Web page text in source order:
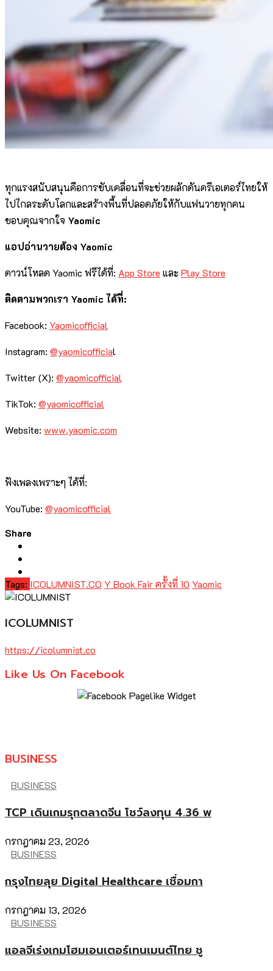
ทุกแรงสนับสนุนคือการขับเคลื่อนที่จะช่วยผลักดันครีเอเตอร์ไทยให้
ไปไกลระดับโลกและสร้างพื้นที่ปลอดภัยให้กับแฟนวายทุกคน
ขอบคุณจากใจ Yaomic
แอปอ่านวายต้อง Yaomic
ดาวน์โหลด Yaomic ฟรีได้ที่: App Store และ Play Store
ติดตามพวกเรา Yaomic ได้ที่:
Facebook: Yaomicofficial
Instagram: @yaomicofficial
Twitter (X): @yaomicofficial
TikTok: @yaomicofficial
Website: www.yaomic.com
ฟังเพลงเพราะๆ ได้ที่:
YouTube: @yaomicofficial
Share
Tags: ICOLUMNIST.CO Y Book Fair ครั้งที่ 10 Yaomic
ICOLUMNIST
https://icolumnist.co
Like Us On Facebook
BUSINESS
BUSINESS
TCP เดินเกมรุกตลาดจีน โชว์ลงทุน 4.36 พ
กรกฎาคม 23, 2026
BUSINESS
กรุงไทยลุย Digital Healthcare เชื่อมกา
กรกฎาคม 13, 2026
BUSINESS
แอลจีเร่งเกมโฮมเอนเตอร์เทนเมนต์ไทย ชู